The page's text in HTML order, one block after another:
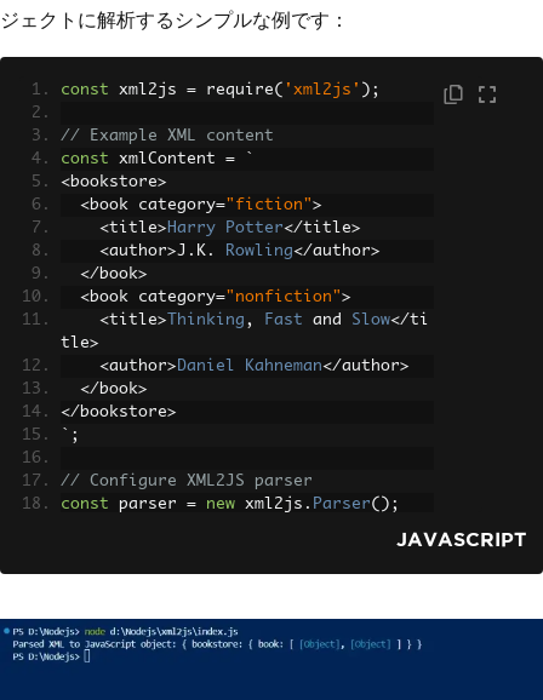
ジェクトに解析するシンプルな例です：
const xml2js = require( 'xml2js' );
// Example XML content
const xmlContent =
<bookstore>
<book category="fiction">
<title> Harry Potter</title>
<author>J . K . Rowling</author>
</ book>
<book category="nonfiction">
<title> Thinking , Fast and Slow</ti
tle>
<author> Daniel Kahneman</author>
</ book>
</ bookstore>
`;
// Configure XML2JS parser
const parser = new xml2js . Parser();
parser.parseString(xmlContent, (err, r
if
(err)
{
    console
. error('Error parsing XM
L:'
JAVASCRIPT